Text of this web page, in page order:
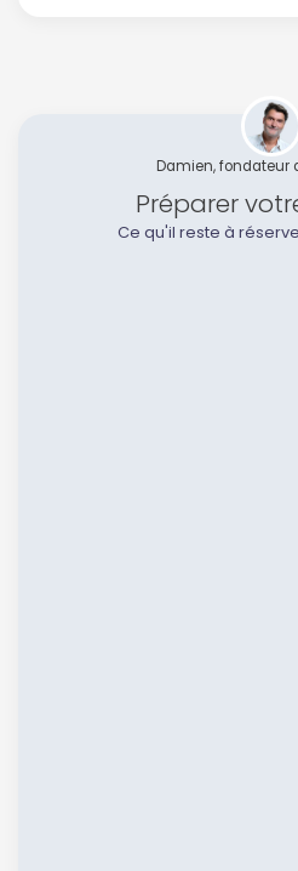
Damien, fondateur
Préparer
Ce qu'il reste à